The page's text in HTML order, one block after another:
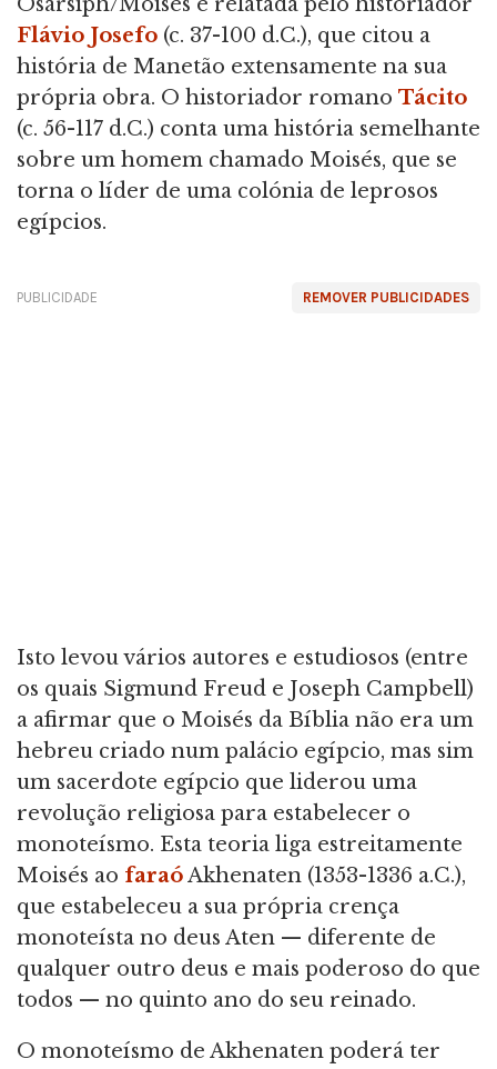
Flávio Josefo (c. 37-100 d.C.), que citou a
história de Manetão extensamente na sua
própria obra. O historiador romano Tácito
(c. 56-117 d.C.) conta uma história semelhante
sobre um homem chamado Moisés, que se
torna o líder de uma colónia de leprosos
egípcios.
REMOVER PUBLICIDADES
PUBLICIDADE
Isto levou vários autores e estudiosos (entre
os quais Sigmund Freud e Joseph Campbell)
a afirmar que o Moisés da Bíblia não era um
hebreu criado num palácio egípcio, mas sim
um sacerdote egípcio que liderou uma
revolução religiosa para estabelecer o
monoteísmo. Esta teoria liga estreitamente
Moisés ao faraóAkhenaten (1353-1336 a.C.),
que estabeleceu a sua própria crença
monoteísta no deus Aten — diferente de
qualquer outro deus e mais poderoso do que
todos — no quinto ano do seu reinado.
O monoteísmo de Akhenaten poderá ter